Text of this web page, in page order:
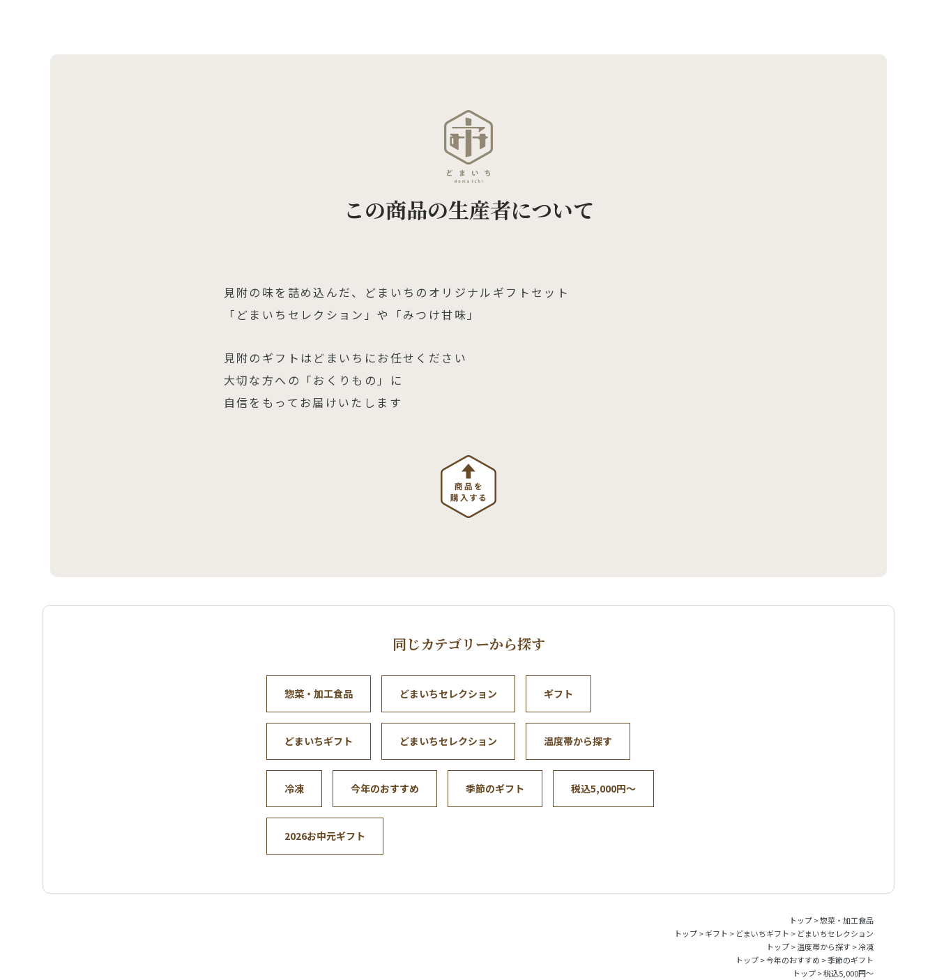
この商品の生産者について
見附の味を詰め込んだ、どまいちのオリジナルギフトセット
「どまいちセレクション」や「みつけ甘味」
見附のギフトはどまいちにお任せください
大切な方への「おくりもの」に
自信をもってお届けいたします
同じカテゴリーから探す
惣菜・加工食品 どまいちセレクション ギフト
どまいちギフト どまいちセレクション 温度帯から探す
冷凍 今年のおすすめ 季節のギフト 税込5,000円～
2026お中元ギフト
トップ>惣菜・加工食品
トップ>ギフト > どまいちギフト > どまいちセレクション
トップ>温度帯から探す >冷凍
トップ>今年のおすすめ >季節のギフト
トップ>税込5,000円～